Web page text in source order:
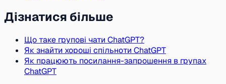
Дізнатися більше
Що таке групові чати ChatGPT?
Як знайти хороші спільноти ChatGPT
Як працюють посилання-запрошення в групах
ChatGPT